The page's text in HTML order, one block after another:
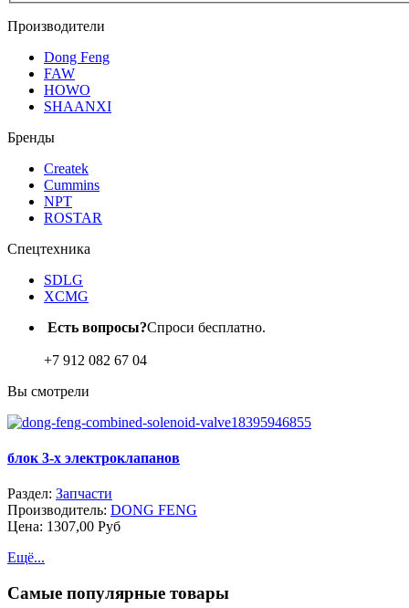
Производители
Dong Feng
FAW
HOWO
SHAANXI
Бренды
Createk
Cummins
NPT
ROSTAR
Спецтехника
SDLG
XCMG
Есть вопросы?Спроси бесплатно.
+7 912 082 67 04
Вы смотрели
блок 3-х электроклапанов
Раздел: Запчасти
Производитель: DONG FENG
Цена: 1307,00 Руб
Ещё...
Самые популярные товары